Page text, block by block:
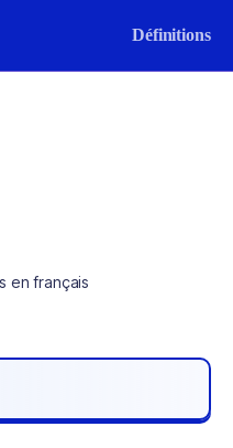
Définitions
en français